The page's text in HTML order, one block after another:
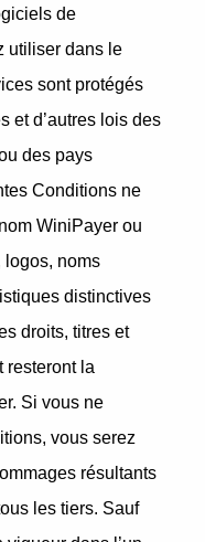
de
utiliser dans le
sont protégés
et d’autres lois des
des pays
Conditions ne
WiniPayer ou
logos, noms
distinctives
droits, titres et
resteront la
Si vous ne
vous serez
résultants
les tiers. Sauf